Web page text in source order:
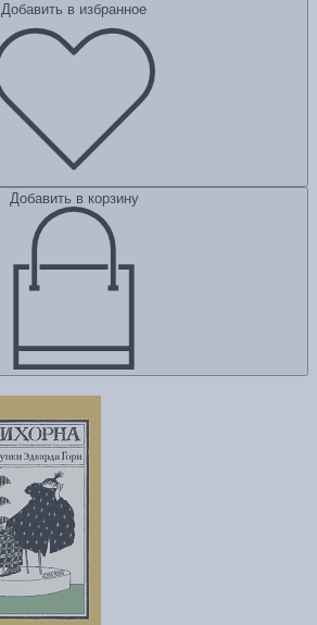
Добавить в избранное
Добавить в корзину